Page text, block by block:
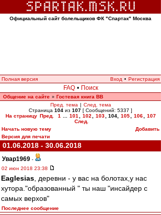
Официальный сайт болельщиков ФК "Спартак" Москва
Полная версия Вход • Регистрация
FAQ • Поиск
Общение на сайте » Гостевая книга ВВ
Пред. тема | След. тема
Страница 104 из 107 [ Сообщений: 5337 ]
На страницу Пред. 1 101 102 103 104, 105 106
107
След.
Начать новую тему
Добавить
Версия для печати
01.06.2018 - 30.06.2018
Увар1969 -
02 июн 2018 23:38
Eaglesias , деревни - у вас на болотах,у нас
хутора."образованный " ты наш "инсайдер с
самых верхов"
Последнее сообщение